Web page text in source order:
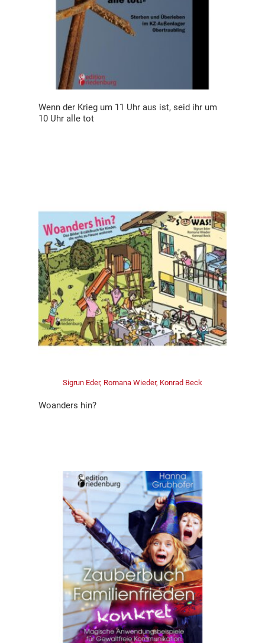
Wenn der Krieg um 11 Uhr aus ist, seid ihr um
10 Uhr alle tot
Sigrun Eder, Romana Wieder, Konrad Beck
Woanders hin?